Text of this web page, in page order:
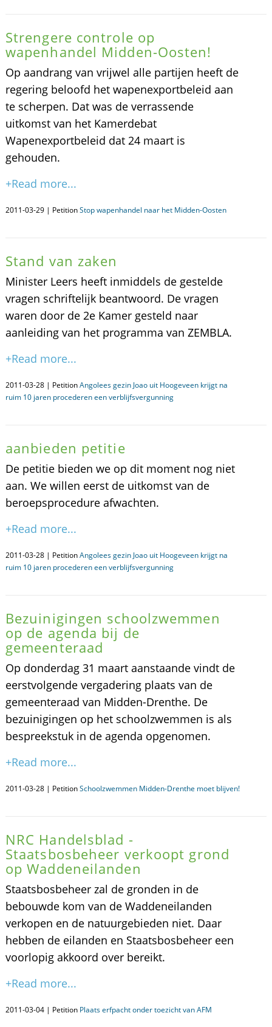
Strengere controle op
wapenhandel Midden-Oosten!
Op aandrang van vrijwel alle partijen heeft de
regering beloofd het wapenexportbeleid aan
te scherpen. Dat was de verrassende
uitkomst van het Kamerdebat
Wapenexportbeleid dat 24 maart is
gehouden.
+Read more...
2011-03-29 | PetitionStop wapenhandel naar het Midden-Oosten
Stand van zaken
Minister Leers heeft inmiddels de gestelde
vragen schriftelijk beantwoord. De vragen
waren door de 2e Kamer gesteld naar
aanleiding van het programma van ZEMBLA.
+Read more...
2011-03-28 | PetitionAngolees gezin Joao uit Hoogeveen krijgt na
ruim 10 jaren procederen een verblijfsvergunning
aanbieden petitie
De petitie bieden we op dit moment nog niet
aan. We willen eerst de uitkomst van de
beroepsprocedure afwachten.
+Read more...
2011-03-28 | PetitionAngolees gezin Joao uit Hoogeveen krijgt na
ruim 10 jaren procederen een verblijfsvergunning
Bezuinigingen schoolzwemmen
op de agenda bij de
gemeenteraad
Op donderdag 31 maart aanstaande vindt de
eerstvolgende vergadering plaats van de
gemeenteraad van Midden-Drenthe. De
bezuinigingen op het schoolzwemmen is als
bespreekstuk in de agenda opgenomen.
+Read more...
2011-03-28 | PetitionSchoolzwemmen Midden-Drenthe moet blijven!
NRC Handelsblad -
Staatsbosbeheer verkoopt grond
op Waddeneilanden
Staatsbosbeheer zal de gronden in de
bebouwde kom van de Waddeneilanden
verkopen en de natuurgebieden niet. Daar
hebben de eilanden en Staatsbosbeheer een
voorlopig akkoord over bereikt.
+Read more...
2011-03-04 | Petition Plaats erfpacht onder toezicht van AFM